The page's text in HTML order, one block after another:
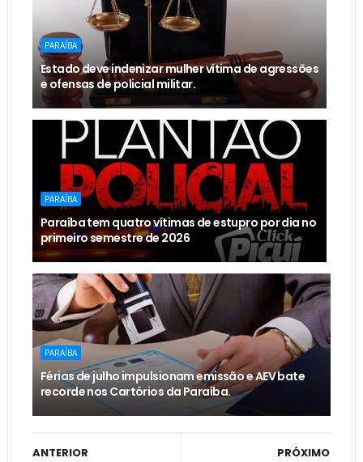
PARAÍBA
Estado deve indenizar mulher vítima de agressões
e ofensas de policial militar.
PARAÍBA
Paraíba tem quatro vítimas de estupro por dia no
primeiro semestre de 2026
PARAÍBA
Férias de julho impulsionam emissão e AEV bate
recorde nos Cartórios da Paraíba.
PRÓXIMO
ANTERIOR